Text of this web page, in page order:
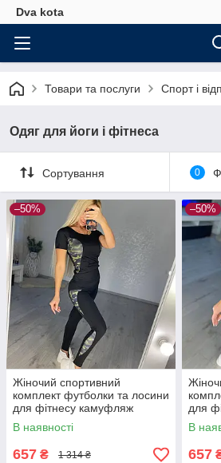
Dva kota
Товари та послуги Спорт і
Одяг для йоги і фітнеса
Сортування 0
–50%
Жіночий спортивний
комплект футболки та лосини
для фітнесу камуфляж
В наявності
657 ₴ 1 314 ₴
–50%
для
В
657